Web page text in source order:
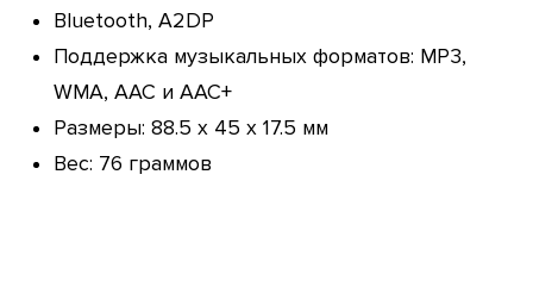
Bluetooth, A2DP
Поддержка музыкальных форматов: MP3,
WMA, AAC и AAC+
Размеры: 88.5 x 45 x 17.5 мм
Вес: 76 граммов